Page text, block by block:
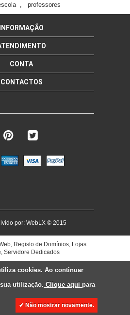
professores
INFORMAÇÃO
CONTA
CONTACTOS
por: WebLX© 2015
cookies. Ao continuar
utilização. Clique aqui para
✔ Não mostrar novamente.